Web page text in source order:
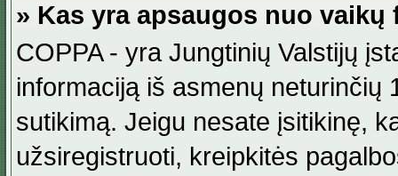
» Kas yra apsaugos nuo vaikų
COPPA - yra Jungtinių Valstijų
informaciją iš asmenų neturinčių
sutikimą. Jeigu nesate įsitikinę,
užsiregistruoti, kreipkitės